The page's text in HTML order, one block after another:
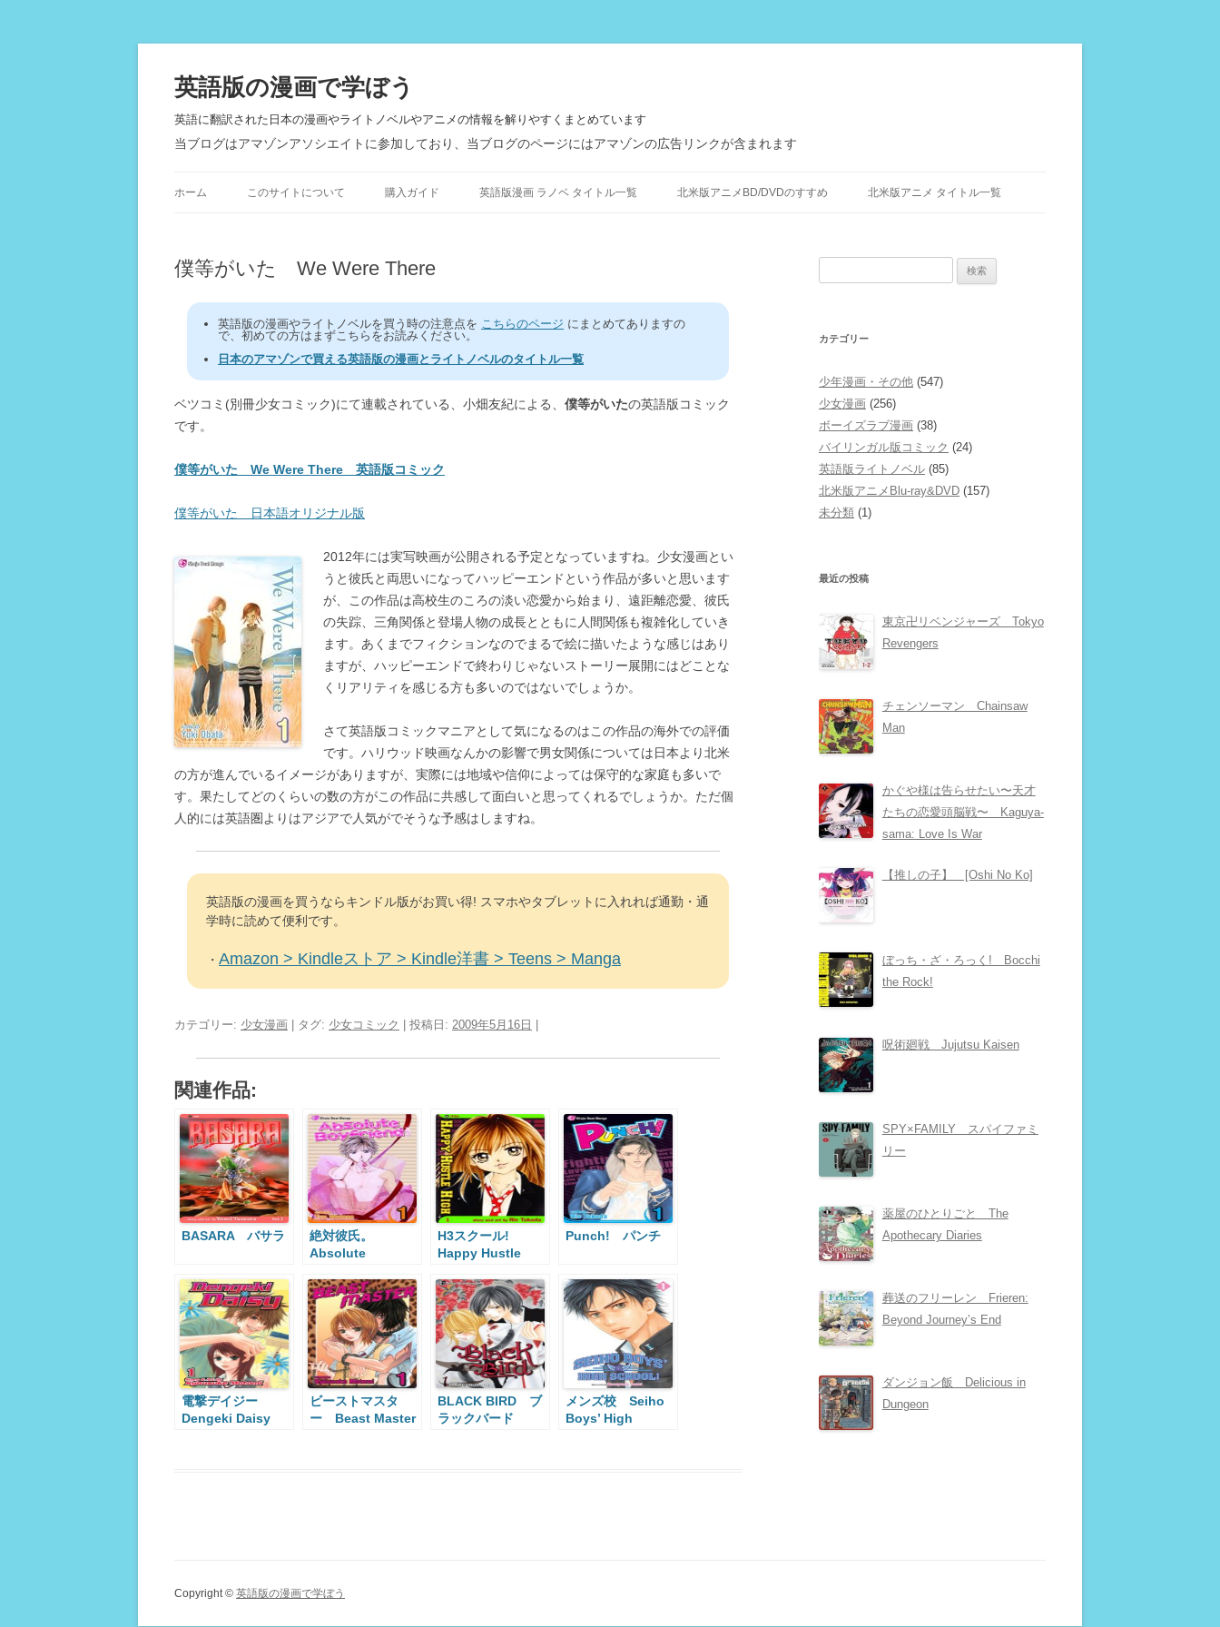
英語版の漫画で学ぼう
英語に翻訳された日本の漫画やライトノベルやアニメの情報を解りやすくまとめています
当ブログはアマゾンアソシエイトに参加しており、当ブログのページにはアマゾンの広告リンクが含まれます
ン
ホーム このサイトについて 購入ガイド 英語版漫画 ラノベ タイトル一覧 北米版アニメBD/DVDのすすめ 北米版アニメ タイトル一覧
僕等がいた We Were There
英語版の漫画やライトノベルを買う時の注意点を こちらのページ にまとめてありますの
で、初めての方はまずこちらをお読みください。
日本のアマゾンで買える英語版の漫画とライトノベルのタイトル一覧
ベツコミ(別冊少女コミック)にて連載されている、小畑友紀による、 僕等がいたの英語版コミック
です。
僕等がいた We Were There 英語版コミック
僕等がいた 日本語オリジナル版
2012年には実写映画が公開される予定となっていますね。少女漫画とい
うと彼氏と両思いになってハッピーエンドという作品が多いと思います
が、この作品は高校生のころの淡い恋愛から始まり、遠距離恋愛、彼氏
の失踪、三角関係と登場人物の成長とともに人間関係も複雑化していき
ます。あくまでフィクションなのでまるで絵に描いたような感じはあり
ますが、ハッピーエンドで終わりじゃないストーリー展開にはどことな
くリアリティを感じる方も多いのではないでしょうか。
さて英語版コミックマニアとして気になるのはこの作品の海外での評価
です。ハリウッド映画なんかの影響で男女関係については日本より北米
の方が進んでいるイメージがありますが、実際には地域や信仰によっては保守的な家庭も多いで
す。果たしてどのくらいの数の方がこの作品に共感して面白いと思ってくれるでしょうか。ただ個
人的には英語圏よりはアジアで人気がでそうな予感はしますね。
英語版の漫画を買うならキンドル版がお買い得! スマホやタブレットに入れれば通勤・通
学時に読めて便利です。
・ Amazon > Kindleストア > Kindle洋書 > Teens > Manga
カテゴリー: 少女漫画 | タグ: 少女コミック | 投稿日: 2009年5月16日
関連作品:
BASARA バサラ
絶対彼氏。
Absolute
H3スクール!
Happy Hustle
Punch! パンチ
電撃デイジー
Dengeki Daisy
ビーストマスタ
ー Beast Master
BLACK BIRD ブ
ラックバード
メンズ校 Seiho
Boys’ High
カテゴリー
少年漫画・その他 (547)
少女漫画 (256)
ボーイズラブ漫画 (38)
バイリンガル版コミック (24)
英語版ライトノベル (85)
北米版アニメBlu-ray&DVD (157)
未分類 (1)
最近の投稿
東京卍リベンジャーズ Tokyo
Revengers
チェンソーマン Chainsaw
Man
かぐや様は告らせたい〜天才
たちの恋愛頭脳戦〜 Kaguya-
sama: Love Is War
【推しの子】 [Oshi No Ko]
ぼっち・ざ・ろっく! Bocchi
the Rock!
呪術廻戦 Jujutsu Kaisen
SPY×FAMILY スパイファミ
リー
薬屋のひとりごと The
Apothecary Diaries
葬送のフリーレン Frieren:
Beyond Journey’s End
ダンジョン飯 Delicious in
Dungeon
Copyright © 英語版の漫画で学ぼう